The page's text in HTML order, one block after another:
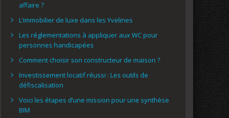
affaire ?
L’immobilier de luxe dans les Yvelines
Les réglementations à appliquer aux WC pour
personnes handicapées
Comment choisir son constructeur de maison ?
Investissement locatif réussi : Les outils de
défiscalisation
Voici les étapes d’une mission pour une synthèse
BIM